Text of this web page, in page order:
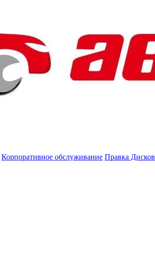
Корпоративное обслуживание Правка Дисков